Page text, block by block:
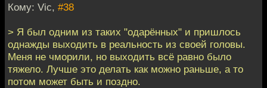
Кому: Vic, #38
> Я был одним из таких "одарённых" и пришлось
однажды выходить в реальность из своей головы.
Меня не чморили, но выходить всё равно было
тяжело. Лучше это делать как можно раньше, а то
потом может быть и поздно.